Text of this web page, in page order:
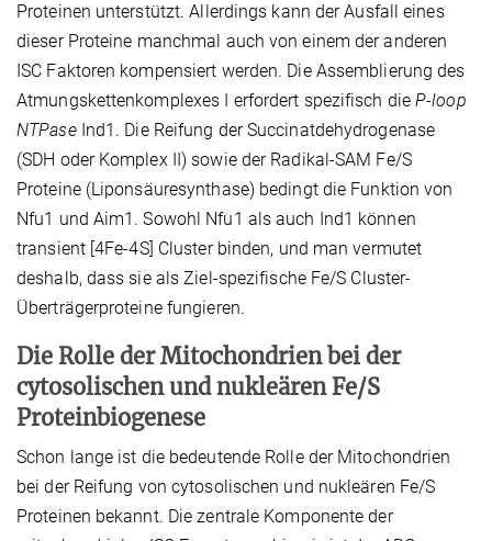
Proteinen unterstützt. Allerdings kann der Ausfall eines
dieser Proteine manchmal auch von einem der anderen
ISC Faktoren kompensiert werden. Die Assemblierung des
Atmungskettenkomplexes I erfordert spezifisch dieP-loop
NTPaseInd1. Die Reifung der Succinatdehydrogenase
(SDH oder Komplex II) sowie der Radikal-SAM Fe/S
Proteine (Liponsäuresynthase) bedingt die Funktion von
Nfu1 und Aim1. Sowohl Nfu1 als auch Ind1 können
transient [4Fe-4S] Cluster binden, und man vermutet
deshalb, dass sie als Ziel-spezifische Fe/S Cluster-
Überträgerproteine fungieren.
Die Rolle der Mitochondrien bei der
cytosolischen und nukleären Fe/S
Proteinbiogenese
Schon lange ist die bedeutende Rolle der Mitochondrien
bei der Reifung von cytosolischen und nukleären Fe/S
Proteinen bekannt. Die zentrale Komponente der